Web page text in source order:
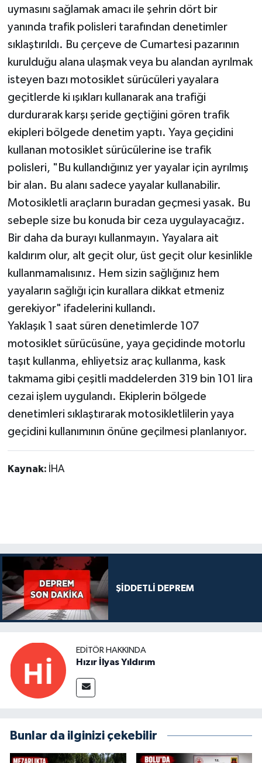
uymasını sağlamak amacı ile şehrin dört bir
yanında trafik polisleri tarafından denetimler
sıklaştırıldı. Bu çerçeve de Cumartesi pazarının
kurulduğu alana ulaşmak veya bu alandan ayrılmak
isteyen bazı motosiklet sürücüleri yayalara
geçitlerde ki ışıkları kullanarak ana trafiği
durdurarak karşı şeride geçtiğini gören trafik
ekipleri bölgede denetim yaptı. Yaya geçidini
kullanan motosiklet sürücülerine ise trafik
polisleri, "Bu kullandığınız yer yayalar için ayrılmış
bir alan. Bu alanı sadece yayalar kullanabilir.
Motosikletli araçların buradan geçmesi yasak. Bu
sebeple size bu konuda bir ceza uygulayacağız.
Bir daha da burayı kullanmayın. Yayalara ait
kaldırım olur, alt geçit olur, üst geçit olur kesinlikle
kullanmamalısınız. Hem sizin sağlığınız hem
yayaların sağlığı için kurallara dikkat etmeniz
gerekiyor" ifadelerini kullandı.
Yaklaşık 1 saat süren denetimlerde 107
motosiklet sürücüsüne, yaya geçidinde motorlu
taşıt kullanma, ehliyetsiz araç kullanma, kask
takmama gibi çeşitli maddelerden 319 bin 101 lira
cezai işlem uygulandı. Ekiplerin bölgede
denetimleri sıklaştırarak motosikletlilerin yaya
geçidini kullanımının önüne geçilmesi planlanıyor.
Kaynak: İHA
ŞİDDETLİ DEPREM
EDITÖR HAKKINDA
Hızır İlyas Yıldırım
Bunlar da ilginizi çekebilir